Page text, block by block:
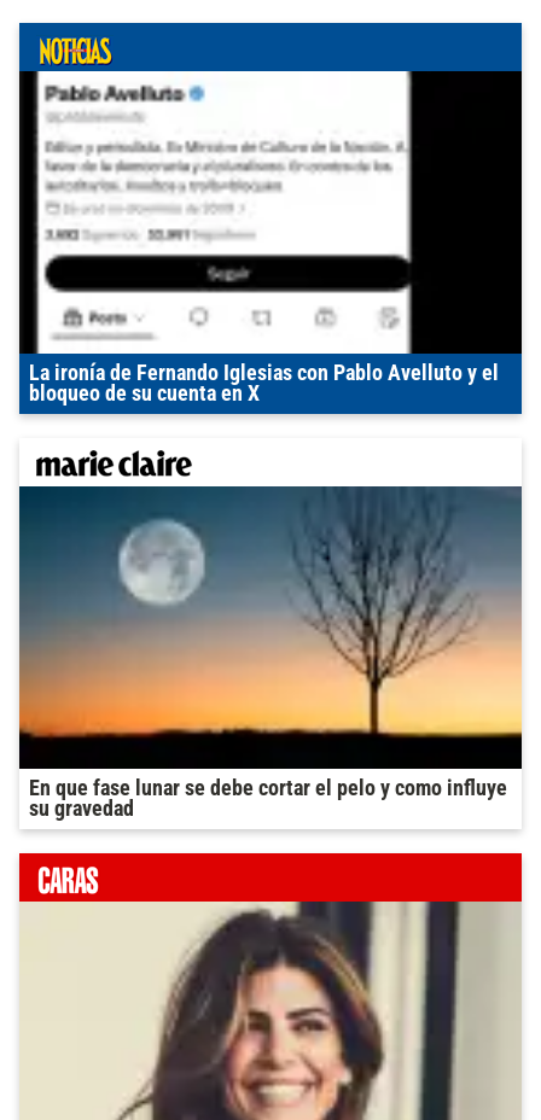
La ironía de Fernando Iglesias con Pablo Avelluto y el
bloqueo de su cuenta en X
En que fase lunar se debe cortar el pelo y como influye
su gravedad